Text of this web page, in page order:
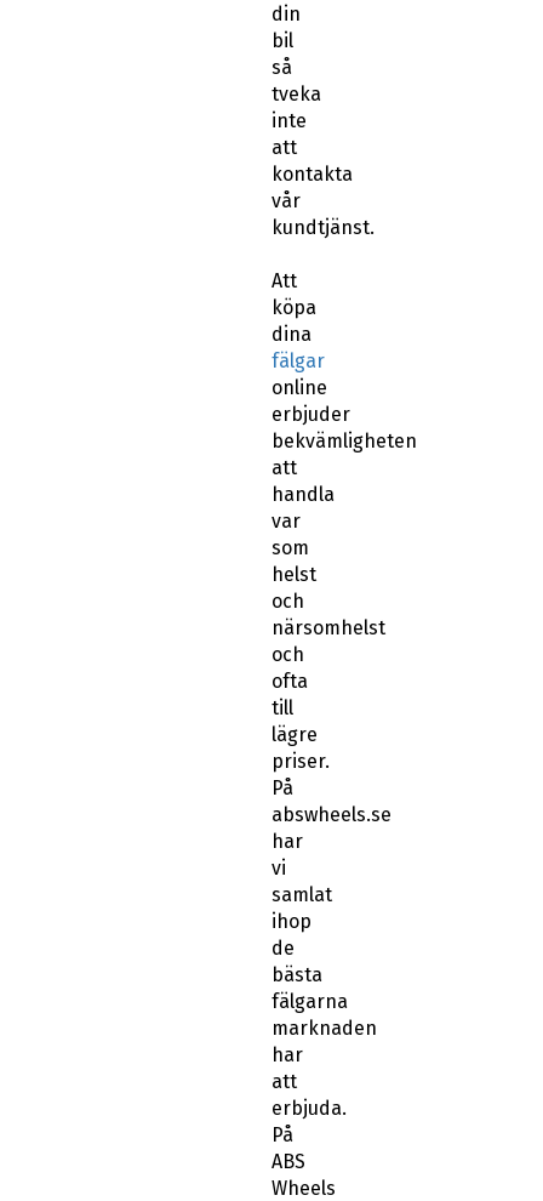
din
bil
så
tveka
inte
att
kontakta
vår
kundtjänst.
Att
köpa
dina
fälgar
online
erbjuder
bekvämligheten
att
handla
var
som
helst
och
närsomhelst
och
ofta
till
lägre
priser.
På
abswheels.se
har
vi
samlat
ihop
de
bästa
fälgarna
marknaden
har
att
erbjuda.
På
ABS
Wheels